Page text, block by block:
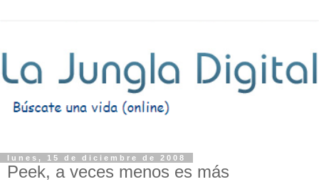
lunes, 15 de diciembre de 2008
Peek, a veces menos es más